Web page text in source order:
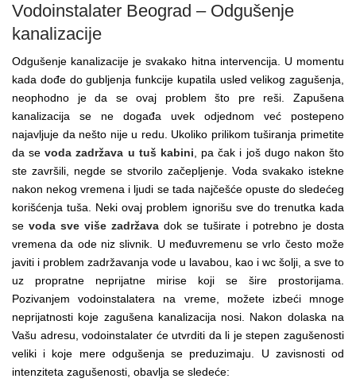
Vodoinstalater Beograd – Odgušenje
kanalizacije
Odgušenje kanalizacije je svakako hitna intervencija. U momentu
kada dođe do gubljenja funkcije kupatila usled velikog zagušenja,
neophodno je da se ovaj problem što pre reši. Zapušena
kanalizacija se ne događa uvek odjednom već postepeno
najavljuje da nešto nije u redu. Ukoliko prilikom tuširanja primetite
da sevoda zadržava u tuš kabini , pa čak i još dugo nakon što
ste završili, negde se stvorilo začepljenje. Voda svakako istekne
nakon nekog vremena i ljudi se tada najčešće opuste do sledećeg
korišćenja tuša. Neki ovaj problem ignorišu sve do trenutka kada
se voda sve više zadržava dok se tuširate i potrebno je dosta
vremena da ode niz slivnik. U međuvremenu se vrlo često može
javiti i problem zadržavanja vode u lavabou, kao i wc šolji, a sve to
uz propratne neprijatne mirise koji se šire prostorijama.
Pozivanjem vodoinstalatera na vreme, možete izbeći mnoge
neprijatnosti koje zagušena kanalizacija nosi. Nakon dolaska na
Vašu adresu, vodoinstalater će utvrditi da li je stepen zagušenosti
veliki i koje mere odgušenja se preduzimaju. U zavisnosti od
intenziteta zagušenosti, obavlja se sledeće: